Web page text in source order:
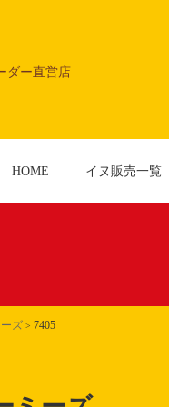
ダー直営店
HOME イヌ販売一覧
ズ > 7405